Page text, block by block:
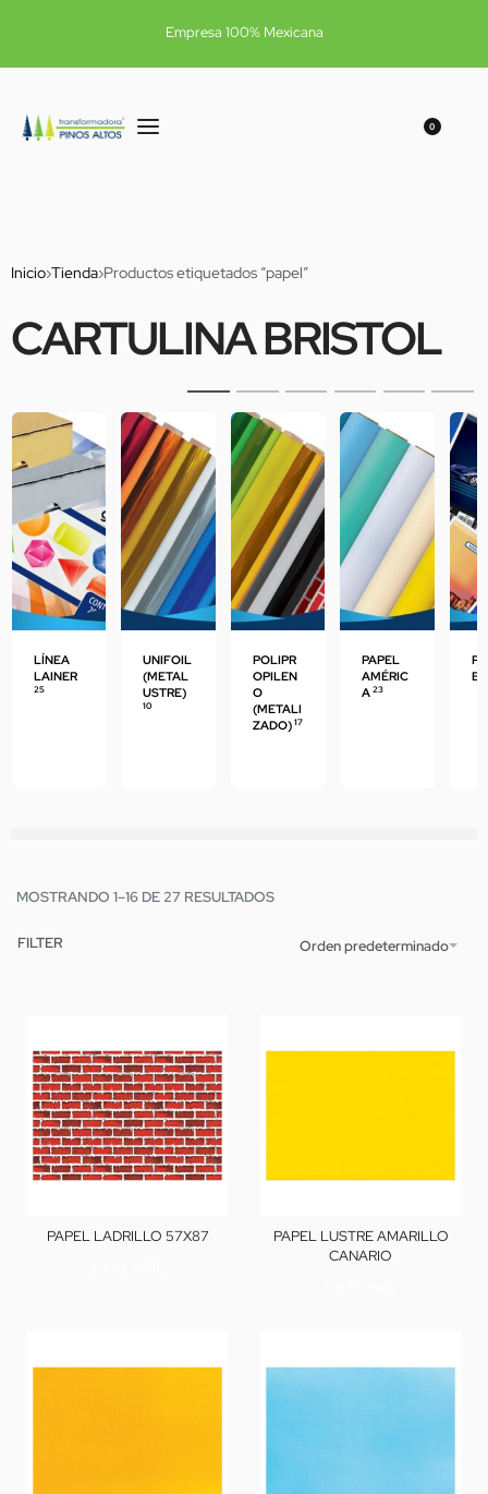
Empresa 100% Mexicana
0
Inicio›Tienda›Productos etiquetados “papel”
CARTULINA BRISTOL
LÍNEA
LAINER
25
UNIFOIL
(METAL
USTRE)
10
POLIPR
OPILEN
O
(METALI
ZADO)17
PAPEL
AMÉRIC
A23
MOSTRANDO 1–16 DE 27 RESULTADOS
Orden predeterminado
FILTER
PAPEL LADRILLO 57X87
PAPEL LUSTRE AMARILLO
CANARIO